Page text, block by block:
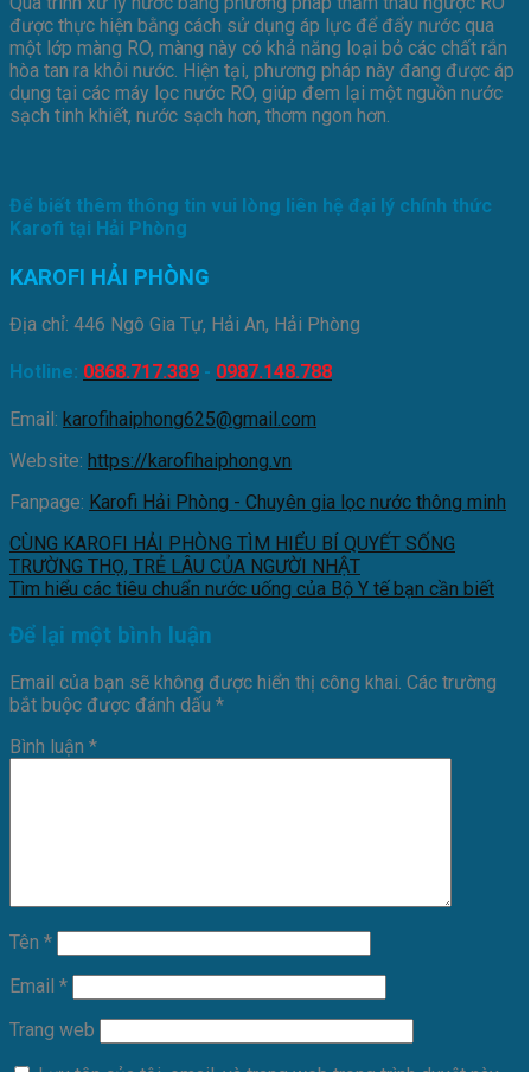
được thực hiện bằng cách sử dụng áp lực để đẩy nước qua
một lớp màng RO, màng này có khả năng loại bỏ các chất rắn
hòa tan ra khỏi nước. Hiện tại, phương pháp này đang được áp
dụng tại các máy lọc nước RO, giúp đem lại một nguồn nước
sạch tinh khiết, nước sạch hơn, thơm ngon hơn.
Để biết thêm thông tin vui lòng liên hệ đại lý chính thức
Karofi tại Hải Phòng
KAROFI HẢI PHÒNG
Địa chỉ: 446 Ngô Gia Tự, Hải An, Hải Phòng
Hotline: 0868.717.389 - 0987.148.788
Email: karofihaiphong625@gmail.com
Website: https://karofihaiphong.vn
Fanpage: Karofi Hải Phòng - Chuyên gia lọc nước thông minh
CÙNG KAROFI HẢI PHÒNG TÌM HIỂU BÍ QUYẾT SỐNG
TRƯỜNG THỌ, TRẺ LÂU CỦA NGƯỜI NHẬT
Tìm hiểu các tiêu chuẩn nước uống của Bộ Y tế bạn cần biết
Để lại một bình luận
Email của bạn sẽ không được hiển thị công khai. Các trường
bắt buộc được đánh dấu *
Bình luận *
Tên *
Email *
Trang web